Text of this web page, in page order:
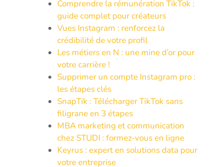
Comprendre la rémunération TikTok :
guide complet pour créateurs
Vues Instagram : renforcez la
crédibilité de votre profil
Les métiers en N : une mine d’or pour
votre carrière !
Supprimer un compte Instagram pro :
les étapes clés
SnapTik : Télécharger TikTok sans
filigrane en 3 étapes
MBA marketing et communication
chez STUDI : formez-vous en ligne
Keyrus : expert en solutions data pour
votre entreprise